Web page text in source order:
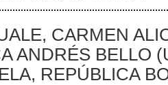
CARMEN
ANDRÉS BELLO
REPÚBLICA